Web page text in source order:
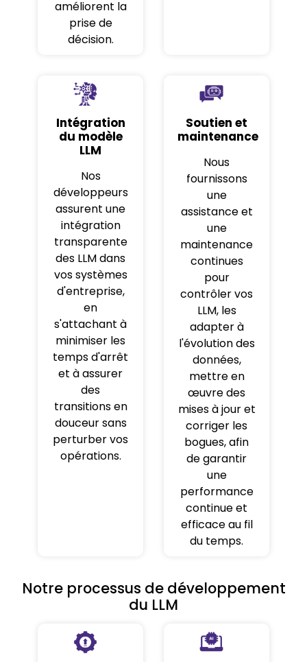
améliorent la
prise de
décision.
Intégration
du modèle
LLM
Nos
développeurs
assurent une
intégration
transparente
des LLM dans
vos systèmes
d'entreprise,
en
s'attachant à
minimiser les
temps d'arrêt
et à assurer
des
transitions en
douceur sans
perturber vos
opérations.
Soutien et
maintenance
Nous
fournissons
une
assistance et
une
maintenance
continues
pour
contrôler vos
LLM, les
adapter à
l'évolution des
données,
mettre en
œuvre des
mises à jour et
corriger les
bogues, afin
de garantir
une
performance
continue et
efficace au fil
du temps.
Notre processus de développement
du LLM